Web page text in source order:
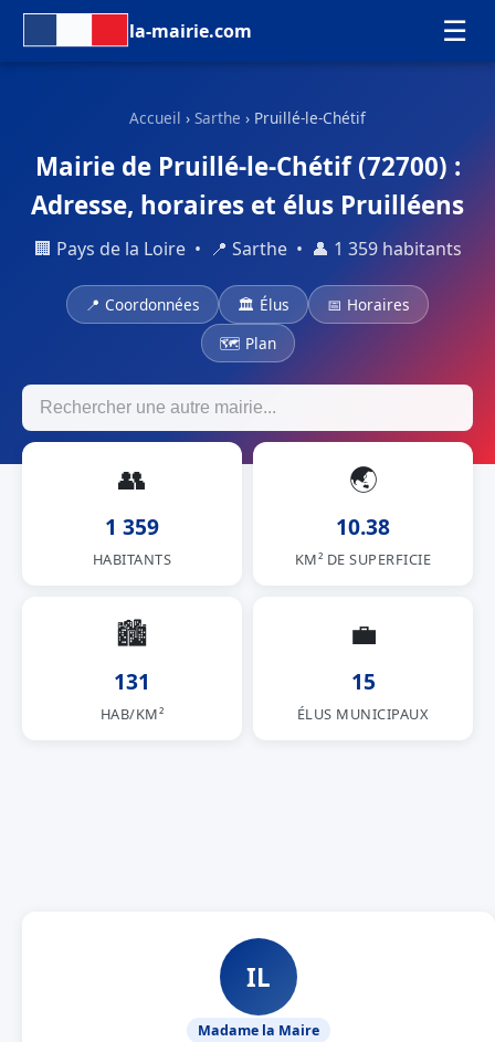
la-mairie.com ☰
Accueil › Sarthe › Pruillé-le-Chétif
Mairie de Pruillé-le-Chétif (72700) :
Adresse, horaires et élus Pruilléens
🏢 Pays de la Loire • 📍 Sarthe • 👤 1 359 habitants
📍 Coordonnées 🏛 Élus
📅 Horaires
🗺 Plan
👥
1 359
HABITANTS
🌏
10.38
KM² DE SUPERFICIE
🏙
131
HAB/KM²
💼
15
ÉLUS MUNICIPAUX
IL
Madame la Maire